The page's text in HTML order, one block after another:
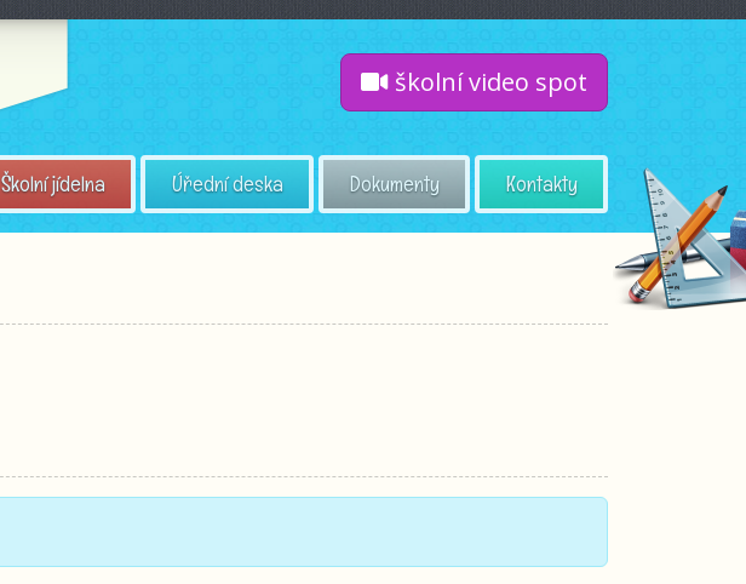
školní video spot
Školní jídelna Úřední deska Dokumenty Kontakty